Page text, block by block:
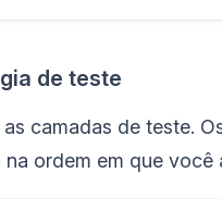
de teste
camadas de teste.
na ordem em que você